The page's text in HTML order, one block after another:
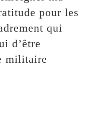
pour les
qui
d’être
militaire